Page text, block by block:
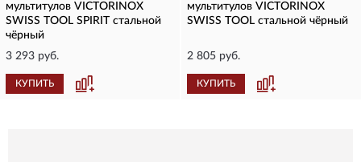
мультитулов VICTORINOX
SWISS TOOL SPIRIT стальной
чёрный
3 293 руб.
КУПИТЬ
мультитулов VICTORINOX
SWISS TOOL стальной чёрный
2 805 руб.
КУПИТЬ